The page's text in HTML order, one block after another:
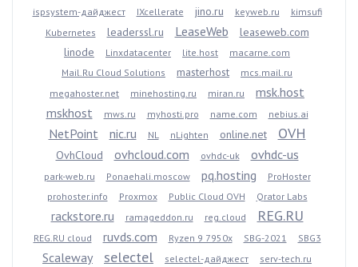
ispsystem-дайджест IXcellerate jino.ru keyweb.ru
kimsufi
Kubernetes
leaderssl.ru LeaseWeb
leaseweb.com
linode
Linxdatacenter lite.host
macarne.com
Mail.Ru Cloud Solutions
masterhost
mcs.mail.ru
megahoster.net
minehosting.ru miran.ru
msk.host
mskhost
mws.ru myhosti.pro name.com nebius.ai
NetPoint nic.ru NL nLighten online.net OVH
OvhCloud ovhcloud.com ovhdc-uk ovhdc-us
park-web.ru Ponaehali.moscow pq.hosting
ProHoster
prohoster.info
Proxmox Public Cloud OVH Qrator Labs
rackstore.ru ramageddon.ru reg.cloud REG.RU
REG.RU cloud ruvds.com Ryzen 9 7950x SBG-2021 SBG3
Scaleway selectel selectel-дайджест serv-tech.ru